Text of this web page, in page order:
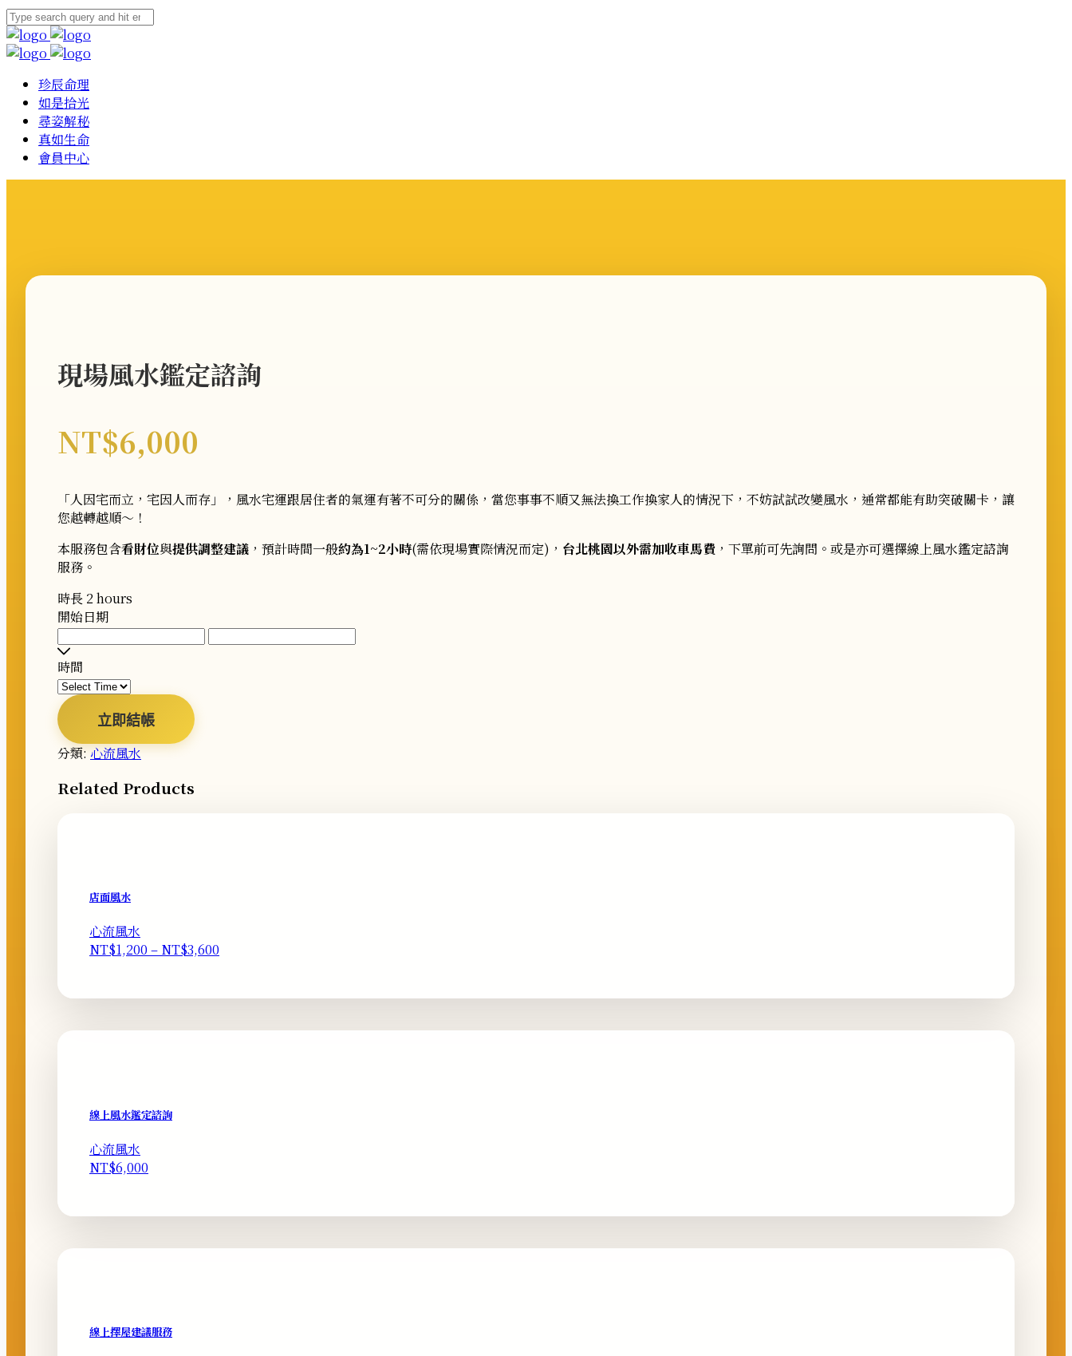
珍辰命理
如是拾光
尋姿解秘
真如生命
會員中心
現場風水鑑定諮詢
NT$6,000
「人因宅而立，宅因人而存」，風水宅運跟居住者的氣運有著不可分的關係，當您事事不順又無法換工作換家人的情況下，不妨試試改變風水，通常都能有助突破關卡， 讓
您越轉越順～！
本服務包含看財位與提供調整建議 ，預計時間一般約為1~2小時(需依現場實際情況而定)， 台北桃園以外需加收車馬費 ，下單前可先詢問。或是亦可選擇線上風水鑑定諮詢
服務。
時長 2 hours
開始日期
時間
立即結帳
分類:心流風水
Related Products
店面風水
心流風水
NT$1,200 – NT$3,600
圍：
線上風水鑑定諮詢
心流風水
NT$6,000
線上擇屋建議服務